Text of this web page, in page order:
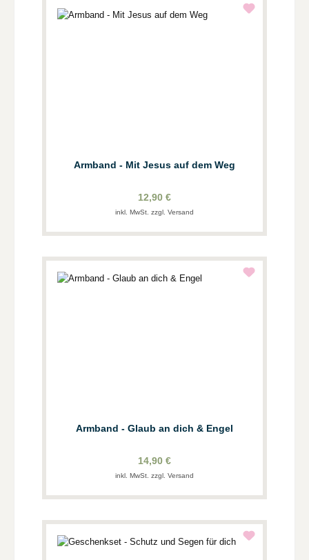
Armband - Mit Jesus auf dem Weg
12,90 €
inkl. MwSt. zzgl. Versand
Armband - Glaub an dich & Engel
14,90 €
inkl. MwSt. zzgl. Versand